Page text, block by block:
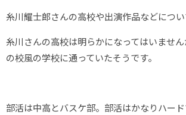
糸川耀士郎さんの高校や出演作品などについ
糸川さんの高校は明らかになってはいません
の校風の学校に通っていたそうです。
部活は中高とバスケ部。部活はかなりハー